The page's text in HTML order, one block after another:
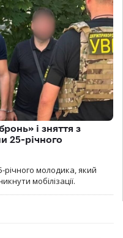
і зняття з
25-річного
річного молодика, який
мобілізації.